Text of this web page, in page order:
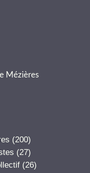
(200)
(27)
(26)
Mézières